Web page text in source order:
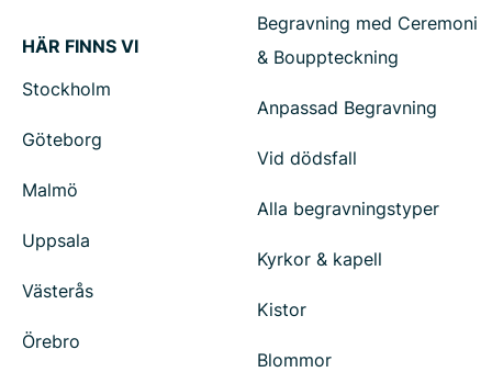
HÄR FINNS VI
Stockholm
Göteborg
Malmö
Uppsala
Västerås
Örebro
Begravning med Ceremoni
& Bouppteckning
Anpassad Begravning
Vid dödsfall
Alla begravningstyper
Kyrkor & kapell
Kistor
Blommor